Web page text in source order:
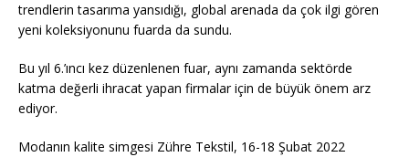
trendlerin tasarıma yansıdığı, global arenada da çok ilgi gören
yeni koleksiyonunu fuarda da sundu.
Bu yıl 6.’ıncı kez düzenlenen fuar, aynı zamanda sektörde
katma değerli ihracat yapan firmalar için de büyük önem arz
ediyor.
Modanın kalite simgesi Zühre Tekstil, 16-18 Şubat 2022